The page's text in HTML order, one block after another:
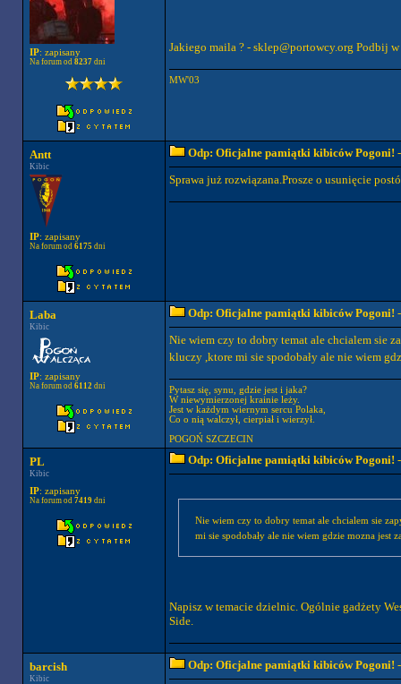
IP: zapisany
Na forum od 8237dni
Jakiego maila ? - sklep@portowcy.org Podbij w
MW'03
Antt
Kibic
IP: zapisany
Na forum od 6175dni
Odp: Oficjalne pamiątki kibiców Pogoni!
Sprawa już rozwiązana.Prosze o usunięcie
Laba
Kibic
IP: zapisany
Na forum od 6112dni
Odp: Oficjalne pamiątki kibiców Pogoni!
Nie wiem czy to dobry temat ale chcialem sie
kluczy ,ktore mi sie spodobały ale nie wiem
Pytasz się, synu, gdzie jest i jaka?
W niewymierzonej krainie leży.
Jest w każdym wiernym sercu Polaka,
Co o nią walczył, cierpiał i wierzył.
POGOŃ SZCZECIN
PL
Kibic
IP: zapisany
Na forum od 7419dni
Odp: Oficjalne pamiątki kibiców Pogoni!
Nie wiem czy to dobry temat ale chcialem sie
mi sie spodobały ale nie wiem gdzie mozna
Napisz w temacie dzielnic. Ogólnie gadżety
Side.
barcish
Kibic
Odp: Oficjalne pamiątki kibiców Pogoni!